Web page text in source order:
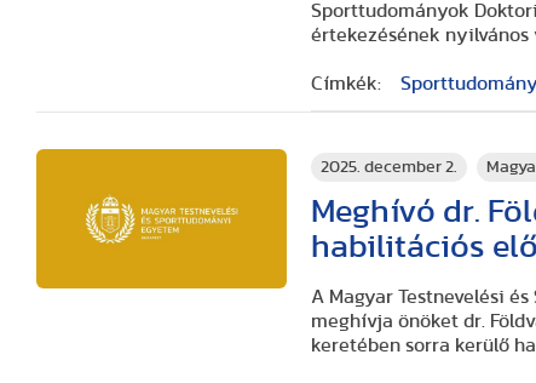
Sporttudományok
értekezésének nyilvános
Címkék:
2025. december 2.
Meghívó dr.
habilitációs
A Magyar Testnevelési
meghívja önöket dr.
keretében sorra kerülő